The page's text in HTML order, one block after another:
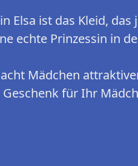
Elsa ist das Kleid, das
echte Prinzessin in
Mädchen
für Ihr